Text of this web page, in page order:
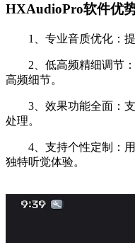
HXAudioPro软件优势
1、专业音质优化：提
2、低高频精细调节：
高频细节。
3、效果功能全面：支
处理。
4、支持个性定制：用
独特听觉体验。